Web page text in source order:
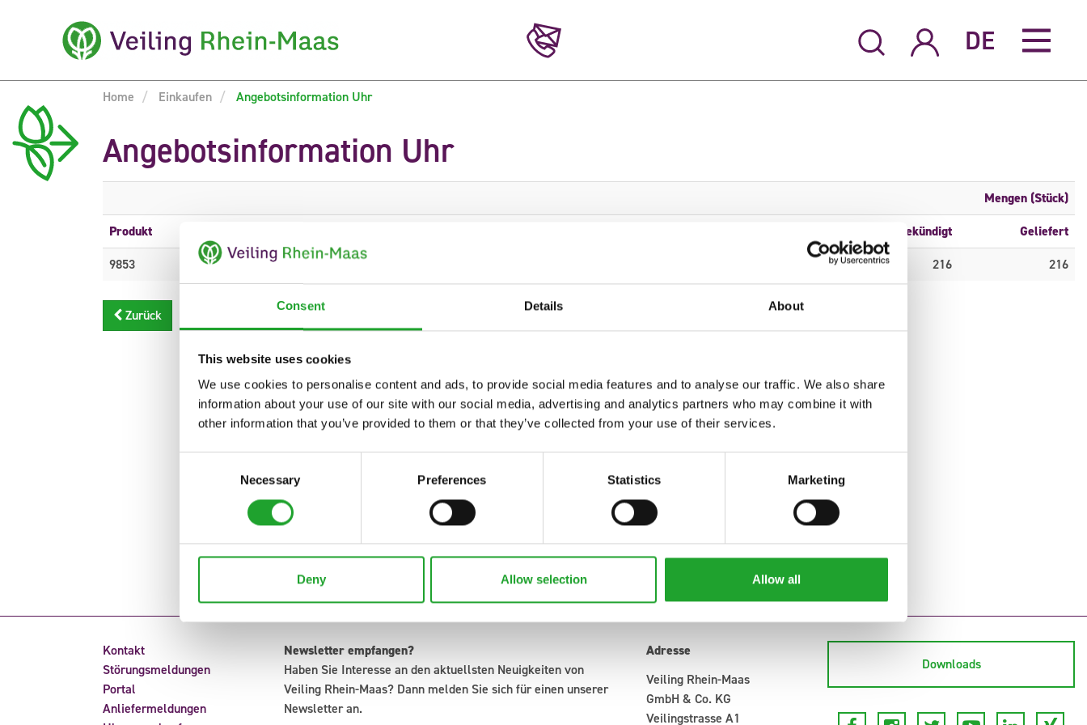
Consent Details About
This website uses cookies
We use cookies to personalise content and ads, to provide social media features and to analyse our traffic. We also share
information about your use of our site with our social media, advertising and analytics partners who may combine it with
other information that you’ve provided to them or that they’ve collected from your use of their services.
Necessary Preferences Statistics Marketing
Deny Allow selection Allow all
DE
Home Einkaufen Angebotsinformation Uhr
Angebotsinformation Uhr
Mengen (Stück)
Produkt
Angekündigt
Geliefert
9853
OXALIS TR TRIANGULAR 216 216
Zurück
Kontakt
Störungsmeldungen
Portal
Anliefermeldungen
Newsletter empfangen?
Haben Sie Interesse an den aktuellsten Neuigkeiten von
Veiling Rhein-Maas? Dann melden Sie sich für einen unserer
Newsletter an.
Adresse
Veiling Rhein-Maas
GmbH & Co. KG
Veilingstrasse A1
Downloads